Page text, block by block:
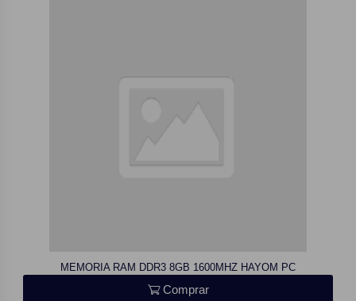
MEMORIA RAM DDR3 8GB 1600MHZ HAYOM PC
Comprar